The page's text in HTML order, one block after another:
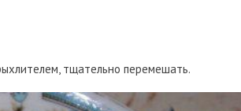
тщательно перемешать.